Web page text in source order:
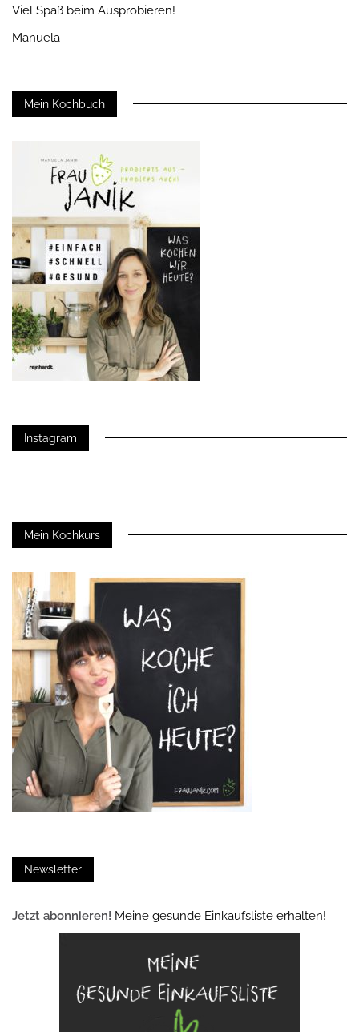
Viel Spaß beim Ausprobieren!
Manuela
Mein Kochbuch
Instagram
Mein Kochkurs
Newsletter
Jetzt abonnieren! Meine gesunde Einkaufsliste erhalten!